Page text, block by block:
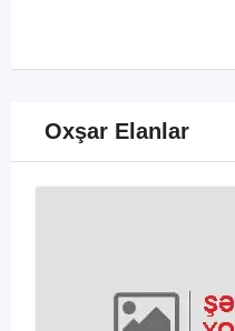
Oxşar Elanlar